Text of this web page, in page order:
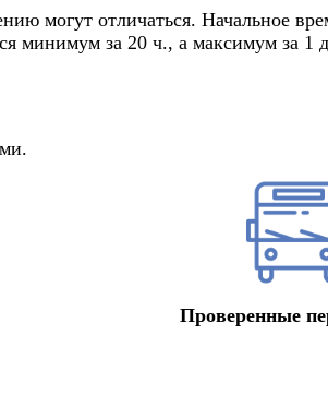
могут отличаться. Начальное
минимум за 20 ч., а максимум за 1
Проверенные